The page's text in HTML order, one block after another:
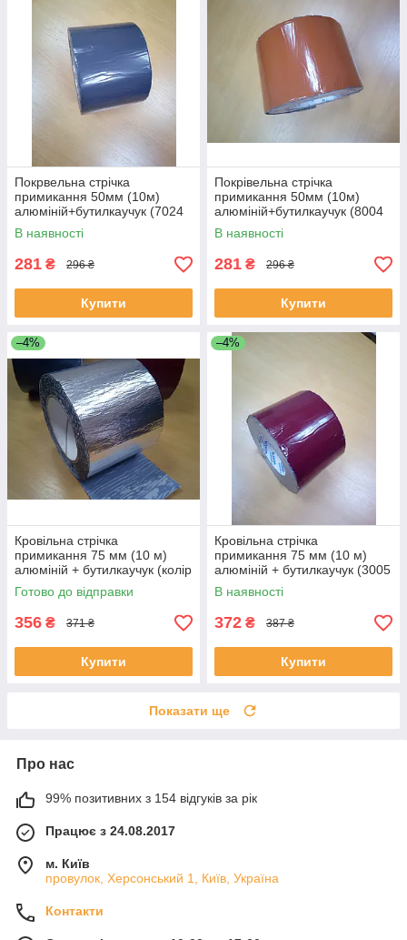
Покрвельна стрічка
примикання 50мм (10м)
алюміній+бутилкаучук (7024
графітовий, темно-сірий).
В наявності
281 ₴ 296 ₴
Купити
Покрівельна стрічка
примикання 50мм (10м)
алюміній+бутилкаучук (8004
цеглястий, теракотовий).
В наявності
281 ₴ 296 ₴
Купити
–4%
Кровільна стрічка
примикання 75 мм (10 м)
алюміній + бутилкаучук (колір
алюміній).
Готово до відправки
356 ₴ 371 ₴
Купити
–4%
Кровільна стрічка
примикання 75 мм (10 м)
алюміній + бутилкаучук (3005
стигла вишня).
В наявності
372 ₴ 387 ₴
Купити
Показати ще
Про нас
99% позитивних з 154 відгуків за рік
Працює з 24.08.2017
м. Київ
провулок, Херсонський 1, Київ, Україна
Контакти